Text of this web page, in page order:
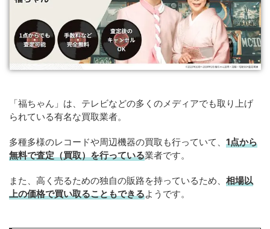
「福ちゃん」は、テレビなどの多くのメディアでも取り上げ
られている有名な買取業者。
多種多様のレコードや周辺機器の買取も行っていて、 1点から
無料で査定（買取）を行っている業者です。
また、高く売るための独自の販路を持っているため、 相場以
上の価格で買い取ることもできるようです。